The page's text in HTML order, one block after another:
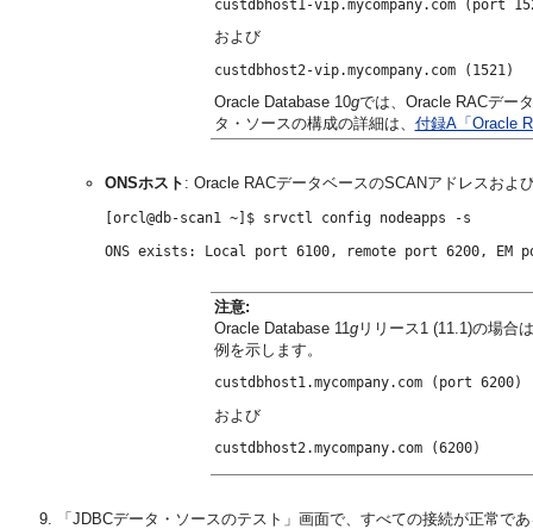
および
Oracle Database 10gでは、Oracle RACデー
タ・ソースの構成の詳細は、 付録A「Oracle
ONSホスト : Oracle RACデータベースのSCANアドレスおよ
[orcl@db-scan1 ~]$ srvctl config nodeapps -s
注意:
Oracle Database 11gリリース1 (11.1)の場合
例を示します。
および
「JDBCデータ・ソースのテスト」画面で、すべての接続が正常で